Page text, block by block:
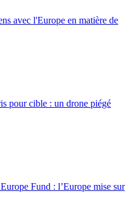
avec l'Europe en matière de
pour cible : un drone piégé
Fund : l’Europe mise sur